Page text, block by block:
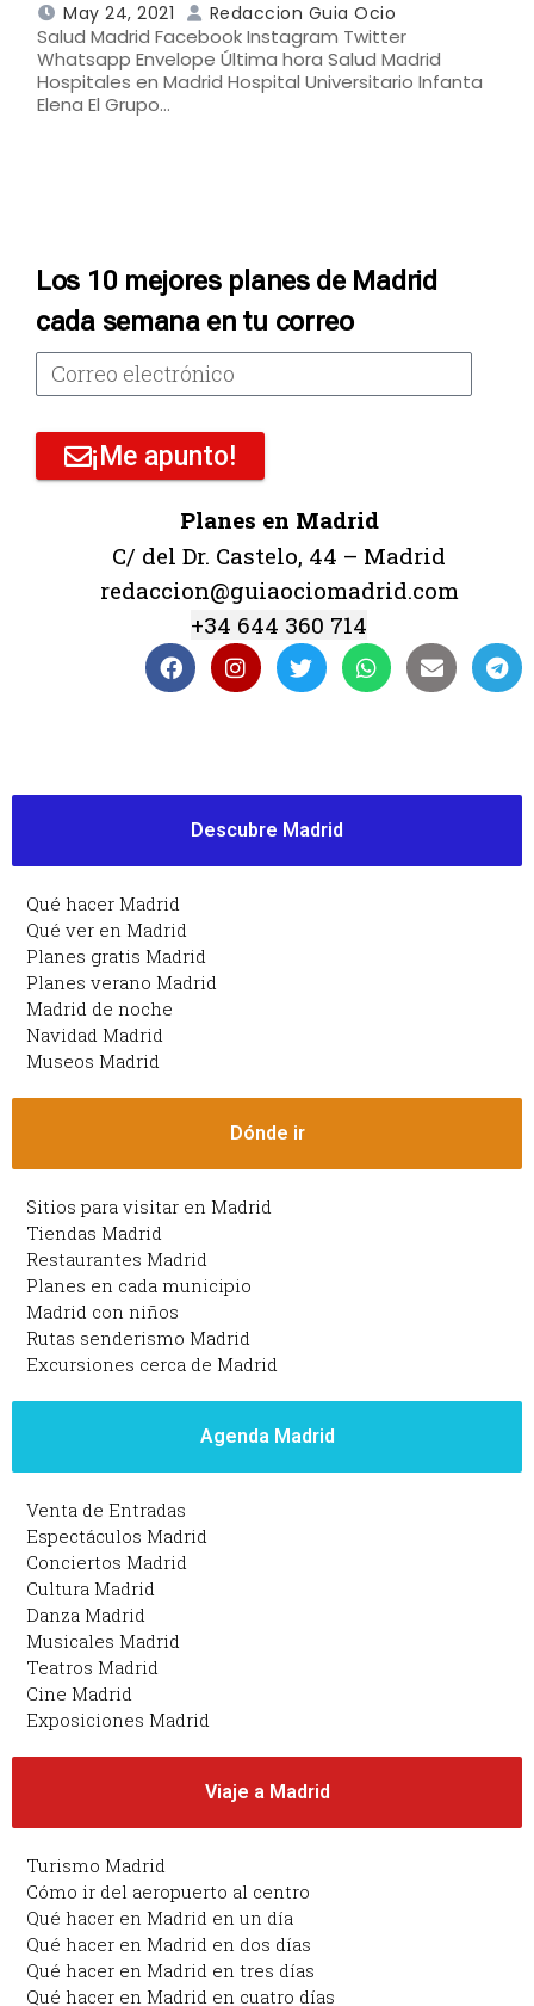
May 24, 2021 Redaccion Guia Ocio
Salud Madrid Facebook Instagram Twitter
Whatsapp Envelope Última hora Salud Madrid
Hospitales en Madrid Hospital Universitario Infanta
Elena El Grupo…
Los 10 mejores planes de Madrid
cada semana en tu correo
¡Me apunto!
Planes en Madrid
C/ del Dr. Castelo, 44 – Madrid
redaccion@guiaociomadrid.com
+34 644 360 714
Descubre Madrid
Qué hacer Madrid
Qué ver en Madrid
Planes gratis Madrid
Planes verano Madrid
Madrid de noche
Navidad Madrid
Museos Madrid
Dónde ir
Sitios para visitar en Madrid
Tiendas Madrid
Restaurantes Madrid
Planes en cada municipio
Madrid con niños
Rutas senderismo Madrid
Excursiones cerca de Madrid
Agenda Madrid
Venta de Entradas
Espectáculos Madrid
Conciertos Madrid
Cultura Madrid
Danza Madrid
Musicales Madrid
Teatros Madrid
Cine Madrid
Exposiciones Madrid
Viaje a Madrid
Turismo Madrid
Cómo ir del aeropuerto al centro
Qué hacer en Madrid en un día
Qué hacer en Madrid en dos días
Qué hacer en Madrid en tres días
Qué hacer en Madrid en cuatro días